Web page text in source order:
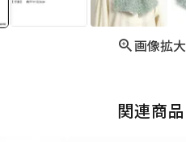
画像拡大
関連商品